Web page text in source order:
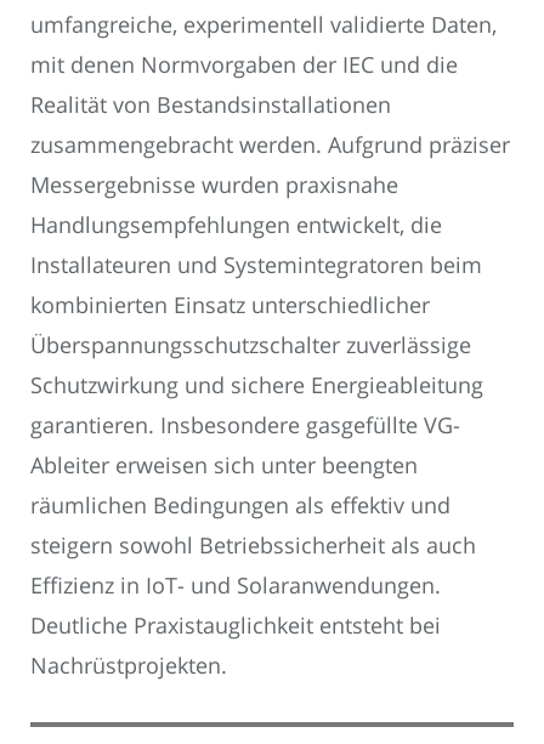
umfangreiche, experimentell validierte Daten,
mit denen Normvorgaben der IEC und die
Realität von Bestandsinstallationen
zusammengebracht werden. Aufgrund präziser
Messergebnisse wurden praxisnahe
Handlungsempfehlungen entwickelt, die
Installateuren und Systemintegratoren beim
kombinierten Einsatz unterschiedlicher
Überspannungsschutzschalter zuverlässige
Schutzwirkung und sichere Energieableitung
garantieren. Insbesondere gasgefüllte VG-
Ableiter erweisen sich unter beengten
räumlichen Bedingungen als effektiv und
steigern sowohl Betriebssicherheit als auch
Effizienz in IoT- und Solaranwendungen.
Deutliche Praxistauglichkeit entsteht bei
Nachrüstprojekten.